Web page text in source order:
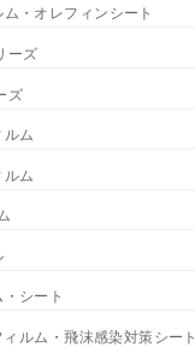
・オレフィンシート
ーズ
ズ
ム
ム
シート
ルム・飛沫感染対策シート